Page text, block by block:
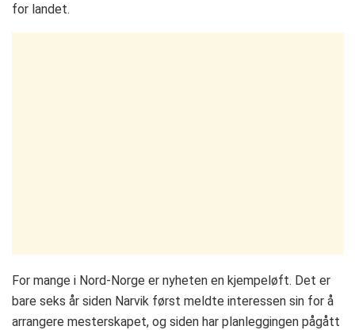
for landet.
For mange i Nord-Norge er nyheten en kjempeløft. Det er
bare seks år siden Narvik først meldte interessen sin for å
arrangere mesterskapet, og siden har planleggingen pågått